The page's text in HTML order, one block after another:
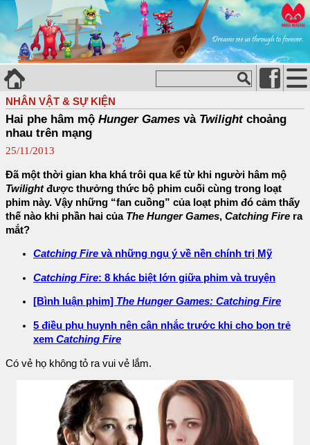
NHÂN VẬT & SỰ KIỆN
Hai phe hâm mộ Hunger Games và Twilightchoảng
nhau trên mạng
25/11/2013
Đã một thời gian kha khá trôi qua kể từ khi người hâm mộ
Twilightđược thưởng thức bộ phim cuối cùng trong loạt
phim này. Vậy những “fan cuồng” của loạt phim đó cảm thấy
thế nào khi phần hai của The Hunger Games, Catching Fire ra
mắt?
Catching Fire và những ngụ ý về nền chính trị Mỹ
Catching Fire: 8 khác biệt lớn giữa phim và truyện
[Bình luận phim] The Hunger Games: Catching Fire
5 điều phụ huynh nên cân nhắc trước khi cho bọn trẻ
xem Catching Fire
Có vẻ họ không tỏ ra vui vẻ lắm.